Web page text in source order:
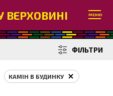
ВЕРХОВИНІ МЕНЮ
ФІЛЬТРИ
КАМІН В БУДИНКУ